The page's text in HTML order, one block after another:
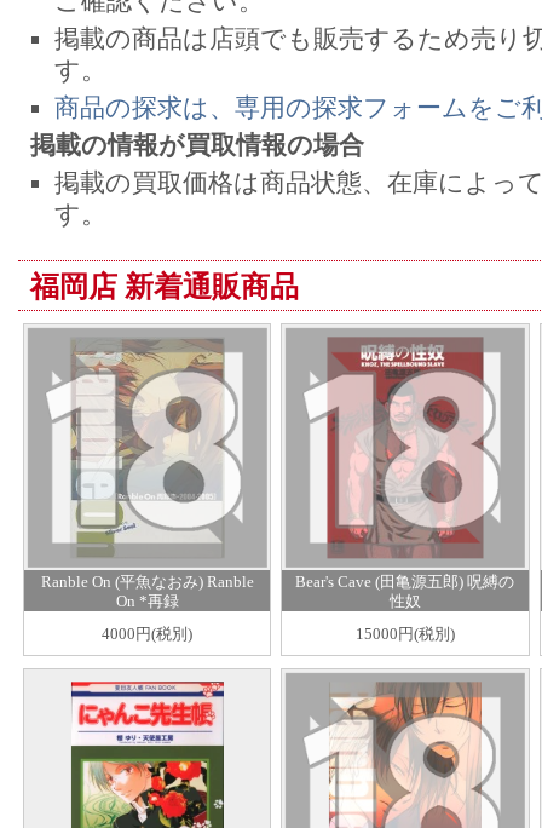
掲載の商品は店頭でも販売するため売り
す。
商品の探求は、専用の探求フォームをご
掲載の情報が買取情報の場合
掲載の買取価格は商品状態、在庫によっ
す。
福岡店 新着通販商品
Ranble On (平魚なおみ) Ranble
On *再録
4000円(税別)
Bear's Cave (田亀源五郎) 呪縛の
性奴
15000円(税別)